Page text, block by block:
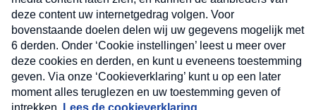
Nieuwsbrief
Neem hier een gratis abonnement op onze
nieuwsbrief. Elke vrijdag- en dinsdagochtend in uw